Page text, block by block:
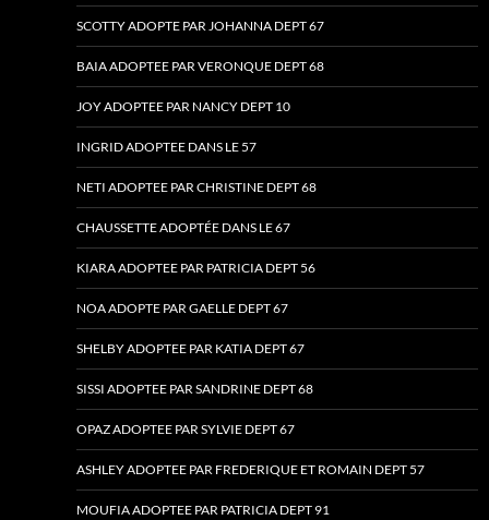
SCOTTY ADOPTE PAR JOHANNA DEPT 67
BAIA ADOPTEE PAR VERONQUE DEPT 68
JOY ADOPTEE PAR NANCY DEPT 10
INGRID ADOPTEE DANS LE 57
NETI ADOPTEE PAR CHRISTINE DEPT 68
CHAUSSETTE ADOPTÉE DANS LE 67
KIARA ADOPTEE PAR PATRICIA DEPT 56
NOA ADOPTE PAR GAELLE DEPT 67
SHELBY ADOPTEE PAR KATIA DEPT 67
SISSI ADOPTEE PAR SANDRINE DEPT 68
OPAZ ADOPTEE PAR SYLVIE DEPT 67
ASHLEY ADOPTEE PAR FREDERIQUE ET ROMAIN DEPT 57
MOUFIA ADOPTEE PAR PATRICIA DEPT 91